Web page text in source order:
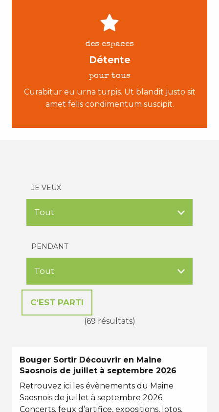
des espaces
Détente
pour tous
Curabitur eu urna turpis. Ut blandit justo sit
amet felis condimentum suscipit.
JE VEUX
PENDANT
(69 résultats)
Bouger Sortir Découvrir en Maine
Saosnois de juillet à septembre 2026
Retrouvez ici les évènements du Maine
Saosnois de juillet à septembre 2026
Concerts, feux d’artifice, expositions, lotos,